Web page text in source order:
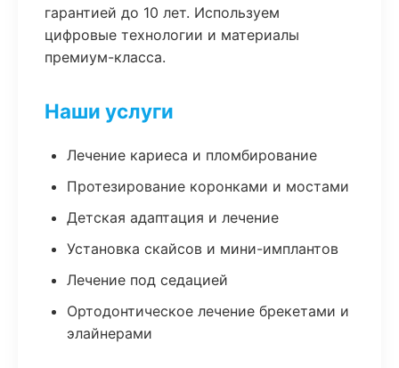
гарантией до 10 лет. Используем
цифровые технологии и материалы
премиум-класса.
Наши услуги
Лечение кариеса и пломбирование
Протезирование коронками и мостами
Детская адаптация и лечение
Установка скайсов и мини-имплантов
Лечение под седацией
Ортодонтическое лечение брекетами и
элайнерами